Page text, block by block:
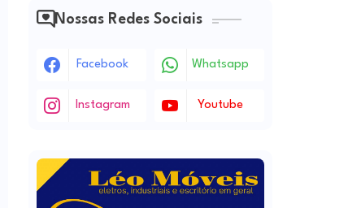
Nossas Redes Sociais
Facebook Whatsapp
Instagram Youtube